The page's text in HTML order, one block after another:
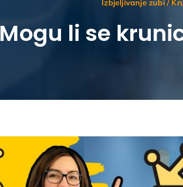
Izbjeljivanje zubi/
Mogu li se